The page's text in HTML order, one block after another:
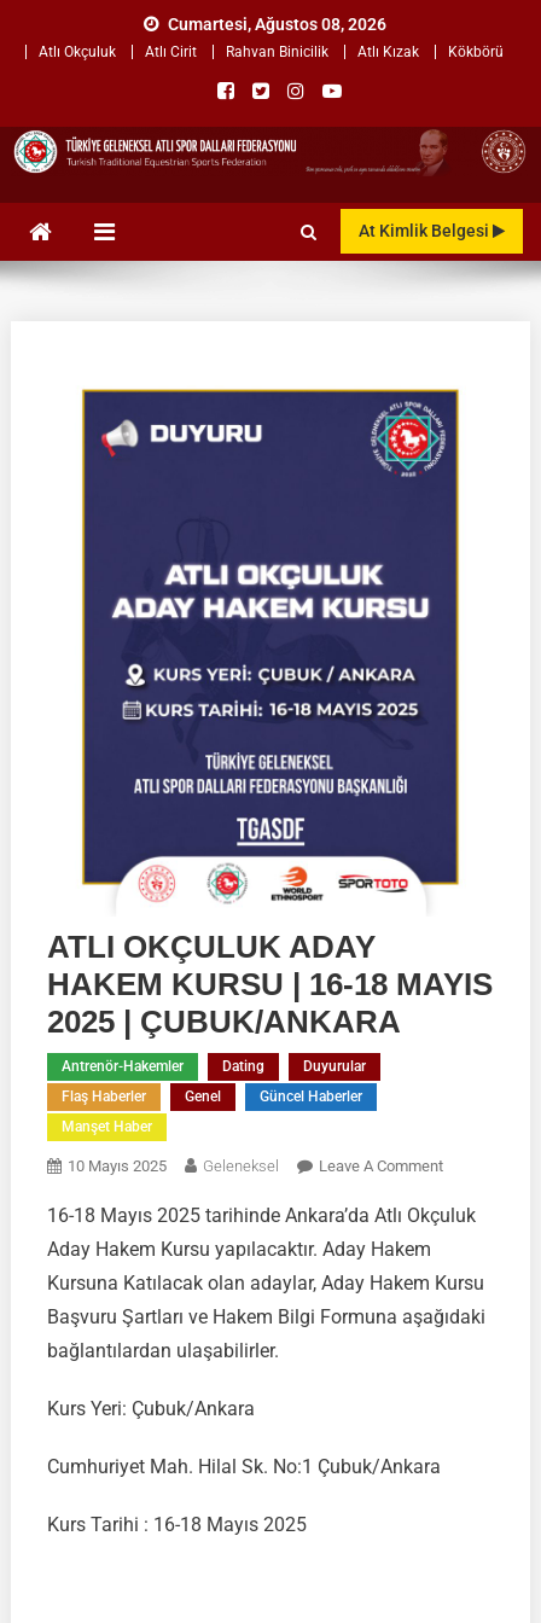
Cumartesi, Ağustos 08, 2026
Atlı Okçuluk Atlı Cirit Rahvan Binicilik Atlı Kızak Kökbörü
TÜRKİYE GELENEKSEL ATLI
SPOR DALLARIAt Kimlik Belgesi
ATLI OKÇULUK ADAY
HAKEM KURSU | 16-18 MAYIS
2025 | ÇUBUK/ANKARA
Antrenör-Hakemler Dating
Duyurular
Flaş Haberler
Genel
Güncel Haberler
Manşet Haber
10 Mayıs 2025 Geleneksel Leave A CommentOn
OKÇULUK
HAKEM
|
16-18 Mayıs 2025 tarihinde Ankara’da Atlı Okçuluk
Aday Hakem Kursu yapılacaktır. Aday Hakem
Kursuna Katılacak olan adaylar, Aday Hakem Kursu
Başvuru Şartları ve Hakem Bilgi Formuna aşağıdaki
bağlantılardan ulaşabilirler.
Kurs Yeri: Çubuk/Ankara
Cumhuriyet Mah. Hilal Sk. No:1 Çubuk/Ankara
Kurs Tarihi : 16-18 Mayıs 2025